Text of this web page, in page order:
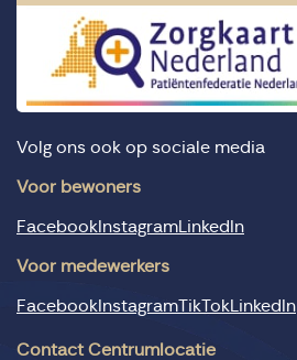
Volg ons ook op sociale media
Voor bewoners
FacebookInstagramLinkedIn
Voor medewerkers
FacebookInstagramTikTokLinkedIn
Contact Centrumlocatie